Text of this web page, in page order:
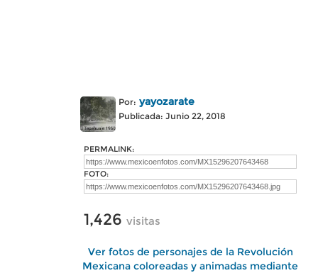
Por: yayozarate
Publicada: Junio 22, 2018
PERMALINK:
FOTO:
1,426 visitas
Ver fotos de personajes de la Revolución
Mexicana coloreadas y animadas mediante